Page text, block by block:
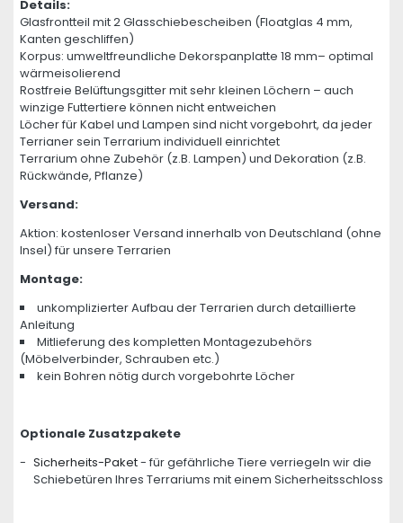
Details:
Glasfrontteil mit 2 Glasschiebescheiben (Floatglas 4 mm,
Kanten geschliffen)
Korpus: umweltfreundliche Dekorspanplatte 18 mm– optimal
wärmeisolierend
Rostfreie Belüftungsgitter mit sehr kleinen Löchern – auch
winzige Futtertiere können nicht entweichen
Löcher für Kabel und Lampen sind nicht vorgebohrt, da jeder
Terrianer sein Terrarium individuell einrichtet
Terrarium ohne Zubehör (z.B. Lampen) und Dekoration (z.B.
Rückwände, Pflanze)
Versand:
Aktion: kostenloser Versand innerhalb von Deutschland (ohne
Insel) für unsere Terrarien
Montage:
unkomplizierter Aufbau der Terrarien durch detaillierte
Anleitung
Mitlieferung des kompletten Montagezubehörs
(Möbelverbinder, Schrauben etc.)
kein Bohren nötig durch vorgebohrte Löcher
Optionale Zusatzpakete
- Sicherheits-Paket- für gefährliche Tiere verriegeln wir die
Schiebetüren Ihres Terrariums mit einem Sicherheitsschloss